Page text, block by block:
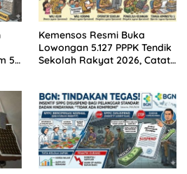
5
Kemensos Resmi Buka
Lowongan 5.127 PPPK Tendik
Sekolah Rakyat 2026, Catat